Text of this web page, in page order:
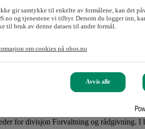
for divisjon Forvaltning og
for divisjon Forvaltning og rådgivning.
gir samtykke til enkelte av formålene, kan det
og tjenestene vi tilbyr. Dersom du logger inn,
til bruk av denne dataen til andre formål.
om cookies på obos.no
Avvis alle